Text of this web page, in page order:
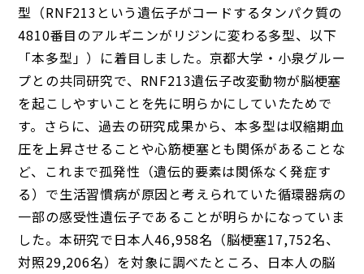
型（RNF213 という遺伝子がコードするタンパク質の
4810番目のアルギニンがリジンに変わる多型、以下
「本多型」）に着目しました。京都大学・小泉グルー
プとの共同研究で、RNF213遺伝子改変動物が脳梗塞
を起こしやすいことを先に明らかにしていたためで
す。さらに、過去の研究成果から、本多型は収縮期血
圧を上昇させることや心筋梗塞とも関係があることな
ど、これまで孤発性（遺伝的要素は関係なく発症す
る）で生活習慣病が原因と考えられていた循環器病の
一部の感受性遺伝子であることが明らかになっていま
した。本研究で日本人46,958名（脳梗塞17,752名、
対照29,206名）を対象に調べたところ、日本人の脳